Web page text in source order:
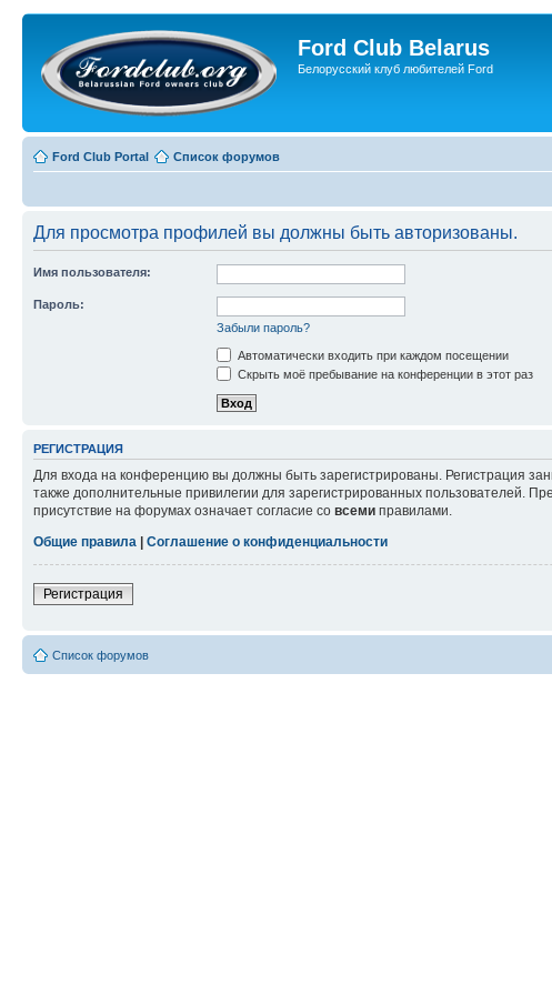
Ford Club Belarus
Белорусский клуб любителей Ford
Ford Club Portal Список форумов
Для просмотра профилей вы должны быть авторизованы.
Имя пользователя:
Пароль:
Забыли пароль?
Автоматически входить при каждом посещении
Скрыть моё пребывание на конференции в этот раз
РЕГИСТРАЦИЯ
Для входа на конференцию вы должны быть зарегистрированы. Регистрация
также дополнительные привилегии для зарегистрированных пользователей.
присутствие на форумах означает согласие со всеми правилами.
Общие правила | Соглашение о конфиденциальности
Регистрация
Список форумов